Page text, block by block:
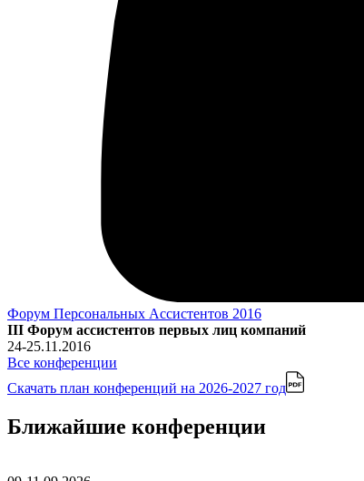
Форум Персональных Ассистентов 2016
III Форум ассистентов первых лиц компаний
24-25.11.2016
Все конференции
Скачать план конференций на 2026-2027 год
Ближайшие конференции